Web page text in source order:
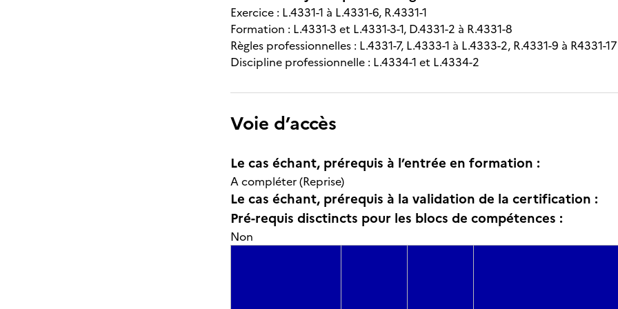
Exercice : L.4331-1 à L.4331-6, R.4331-1
Formation : L.4331-3 et L.4331-3-1, D.4331-2 à R.4331-8
Règles professionnelles : L.4331-7, L.4333-1 à L.4333-2, R.4331-9 à R4331-17
Discipline professionnelle : L.4334-1 et L.4334-2
Voie d’accès
Le cas échant, prérequis à l’entrée en formation :
A compléter (Reprise)
Le cas échant, prérequis à la validation de la certification :
Pré-requis disctincts pour les blocs de compétences :
Non